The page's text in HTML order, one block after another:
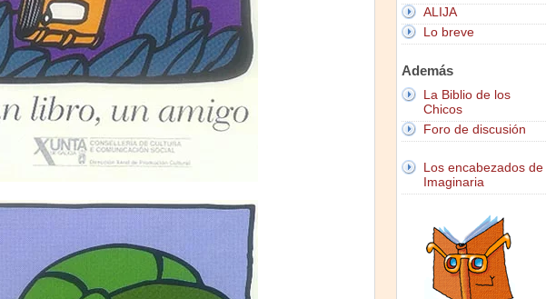
ALIJA
Lo breve
Además
La Biblio de los
Chicos
Foro de discusión
Los encabezados de
Imaginaria